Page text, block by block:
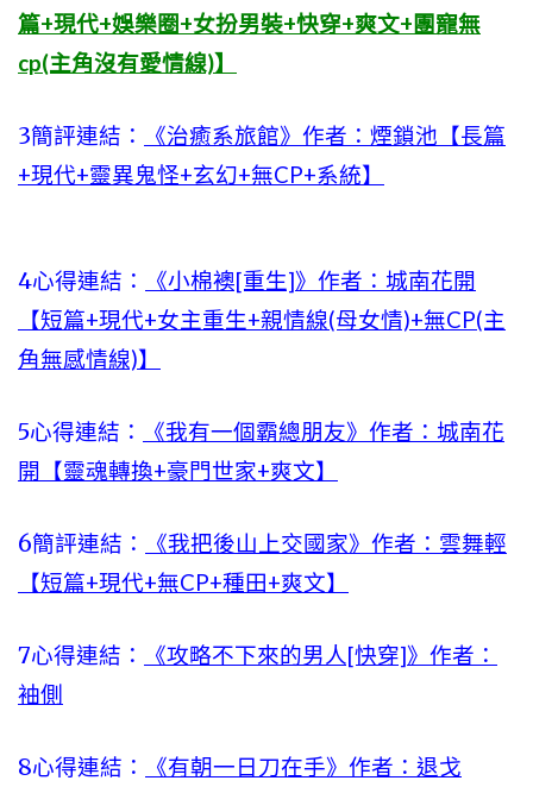
篇+現代+娛樂圈+女扮男裝+快穿+爽文+團寵無
cp(主角沒有愛情線)】
3簡評連結：
《治癒系旅館》作者：煙鎖池【長篇
+現代+靈異鬼怪+玄幻+無CP+系統】
4心得連結：
《小棉襖[重生]》作者：城南花開
【短篇+現代+女主重生+親情線(母女情)+無CP(主
角無感情線)】
5心得連結：
《我有一個霸總朋友》作者：城南花
開【靈魂轉換+豪門世家+爽文】
6簡評連結：
《我把後山上交國家》作者：雲舞輕
【短篇+現代+無CP+種田+爽文】
7心得連結：
《攻略不下來的男人[快穿]》作者：
袖側
8心得連結： 《有朝一日刀在手》作者：退戈